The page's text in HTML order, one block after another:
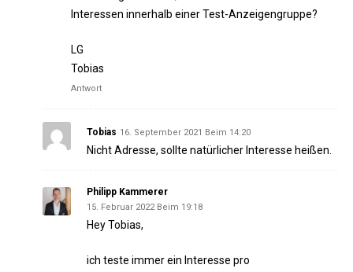
Interessen innerhalb einer Test-Anzeigengruppe?
LG
Tobias
Antwort
Tobias 16. September 2021 Beim 14:20
Nicht Adresse, sollte natürlicher Interesse heißen.
Philipp Kammerer
15. Februar 2022 Beim 19:18
Hey Tobias,
ich teste immer ein Interesse pro